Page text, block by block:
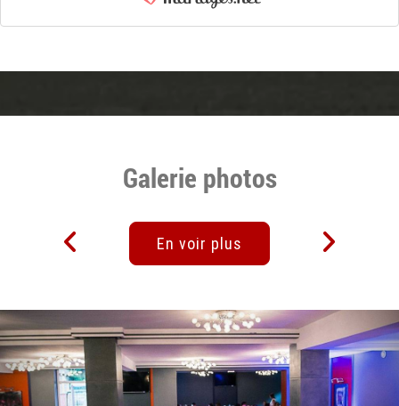
Galerie photos
En voir plus